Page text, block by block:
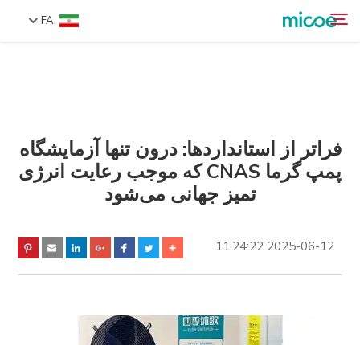
FA
راه حل
پشتیبانی و خدمات
فراتر از استانداردها: درون تنها آزمایشگاه
پمپ گرما CNAS که موجب رعایت انرژی
تمیز جهانی می‌شود
2025-06-12 11:24:22